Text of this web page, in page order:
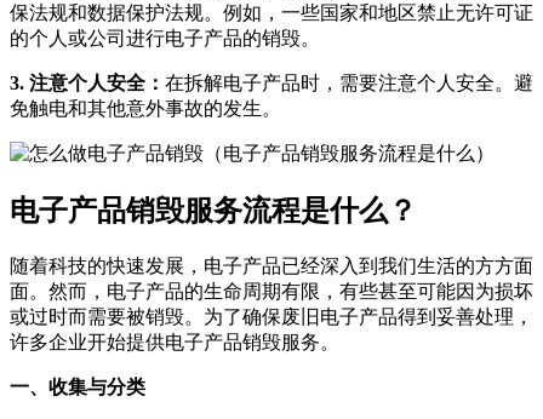
保法规和数据保护法规。例如，一些国家和地区禁止无许可证
的个人或公司进行电子产品的销毁。
3. 注意个人安全： 在拆解电子产品时，需要注意个人安全。避
免触电和其他意外事故的发生。
电子产品销毁服务流程是什么？
随着科技的快速发展，电子产品已经深入到我们生活的方方面
面。然而，电子产品的生命周期有限，有些甚至可能因为损坏
或过时而需要被销毁。为了确保废旧电子产品得到妥善处理，
许多企业开始提供电子产品销毁服务。
一、收集与分类